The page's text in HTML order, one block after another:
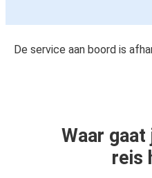
De service aan boord is
Waar
reis